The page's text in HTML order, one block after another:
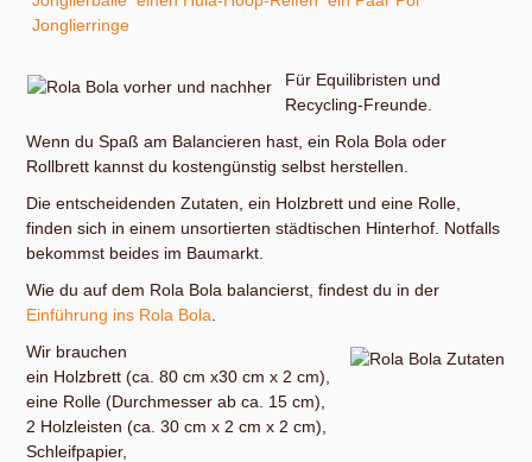
Jonglierringe
Für Equilibristen und
Recycling-Freunde.
Wenn du Spaß am Balancieren hast, ein Rola Bola oder
Rollbrett kannst du kostengünstig selbst herstellen.
Die entscheidenden Zutaten, ein Holzbrett und eine Rolle,
finden sich in einem unsortierten städtischen Hinterhof. Notfalls
bekommst beides im Baumarkt.
Wie du auf dem Rola Bola balancierst, findest du in der
Einführung ins Rola Bola
Wir brauchen
ein Holzbrett (ca. 80 cm x30 cm x 2 cm),
eine Rolle (Durchmesser ab ca. 15 cm),
2 Holzleisten (ca. 30 cm x 2 cm x 2 cm),
Schleifpapier,